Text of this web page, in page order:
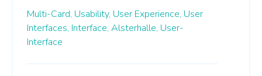
Multi-Card, Usability, User Experience, User
Interfaces, Interface, Alsterhalle, User-
Interface